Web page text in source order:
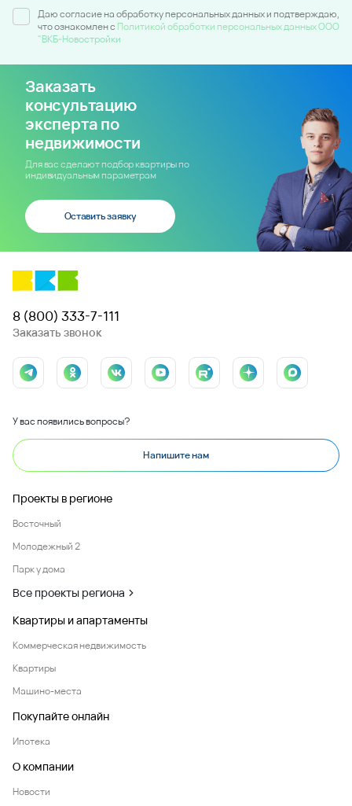
Даю согласие на обработку персональных данных и подтверждаю,
что ознакомлен c Политикой обработки персональных данных ООО
"ВКБ-Новостройки
Заказать
консультацию
эксперта по
недвижимости
Для вас сделают подбор квартиры по
индивидуальным параметрам
Оставить заявку
8 (800) 333-7-111
Заказать звонок
У вас появились вопросы?
Напишите нам
Проекты в регионе
Восточный
Молодежный 2
Парк у дома
Все проекты региона
Квартиры и апартаменты
Коммерческая недвижимость
Квартиры
Машино-места
Покупайте онлайн
Ипотека
О компании
Новости